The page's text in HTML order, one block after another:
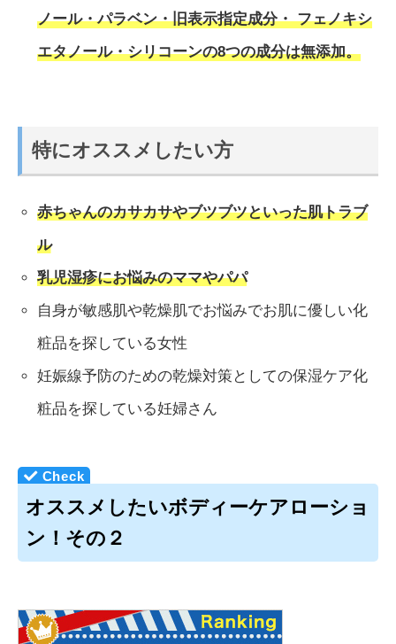
ノール・パラベン・旧表示指定成分・ フェノキシ
エタノール・シリコーンの8つの成分は無添加。
特にオススメしたい方
赤ちゃんのカサカサやブツブツといった肌トラブ
ル
乳児湿疹にお悩みのママやパパ
自身が敏感肌や乾燥肌でお悩みでお肌に優しい化
粧品を探している女性
妊娠線予防のための乾燥対策としての保湿ケア化
粧品を探している妊婦さん
オススメしたいボディーケアローショ
ン！その２